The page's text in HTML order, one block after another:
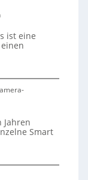
ist eine
Jahren
Smart